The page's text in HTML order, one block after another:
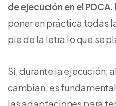
de ejecución en el PDCA.
poner en práctica todas
pie de la letra lo que se
Si, durante la ejecución,
cambian, es